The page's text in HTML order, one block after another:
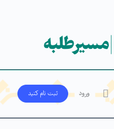
ورود ثبت‌ نام کنید